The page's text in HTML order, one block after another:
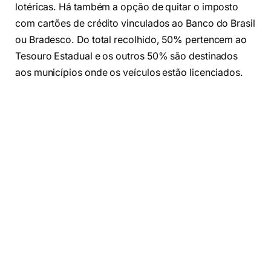
lotéricas. Há também a opção de quitar o imposto
com cartões de crédito vinculados ao Banco do Brasil
ou Bradesco. Do total recolhido, 50% pertencem ao
Tesouro Estadual e os outros 50% são destinados
aos municípios onde os veículos estão licenciados.